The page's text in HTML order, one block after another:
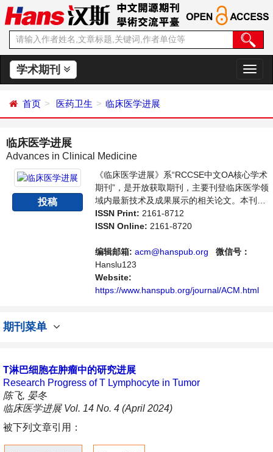
学术期刊
切
换
首页 医药卫生 临床医学进展
临床医学进展
Advances in Clinical Medicine
投稿
《临床医学进展》系“RCCSE中文OA核心学术
期刊”，是开放获取期刊，主要刊登临床医学领
域内最新技术及成果展示的相关论文。本刊支
持思想创新、学术创新，倡导科学，繁荣学
术，集学术性、思想性为一体，旨在给世界范
播、分享和讨论临床医学领域内不同方向问题
与发展的交流平台。
ISSN Print: 2161-8712
ISSN Online: 2161-8720
编辑邮箱: acm@hanspub.org
微信号：
Hanslu123
Website:
https://www.hanspub.org/journal/ACM.html
期刊菜单
T淋巴细胞在肿瘤中的研究进展
Research Progress of T Lymphocyte in Tumor
陈飞, 晏冬
临床医学进展 Vol. 14 No. 4 (April 2024)
被下列文章引用：